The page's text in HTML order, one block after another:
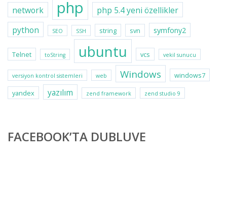
network php
php 5.4 yeni özellikler
python
SEO SSH string svn symfony2
Telnet toString ubuntu vcs vekil sunucu
versiyon kontrol sistemleri web Windows
windows7
yandex
yazılım zend framework zend studio 9
FACEBOOK’TA DUBLUVE